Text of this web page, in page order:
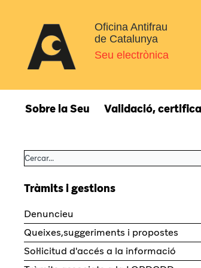
Oficina Antifrau
de Catalunya
Seu electrònica
Sobre la Seu Validació,
Tràmits i gestions
Denuncieu
Queixes,suggeriments i propostes
Sol·licitud d'accés a la informació